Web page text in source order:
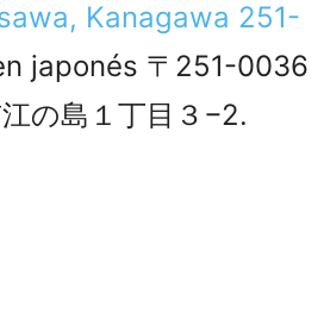
Kanagawa 251-
japonés 〒251-0036
の島１丁目３−2.